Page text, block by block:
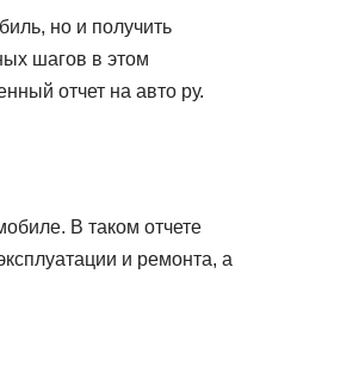
но и получить
шагов в этом
отчет на авто ру.
В таком отчете
и ремонта, а